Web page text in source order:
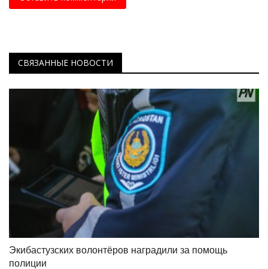
СВЯЗАННЫЕ НОВОСТИ
Экибастузских волонтёров наградили за помощь
полиции